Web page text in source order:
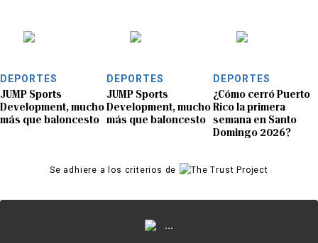
DEPORTES
JUMP Sports
Development, mucho
más que baloncesto
DEPORTES
JUMP Sports
Development, mucho
más que baloncesto
DEPORTES
¿Cómo cerró Puerto
Rico la primera
semana en Santo
Domingo 2026?
Se adhiere a los criterios de
...